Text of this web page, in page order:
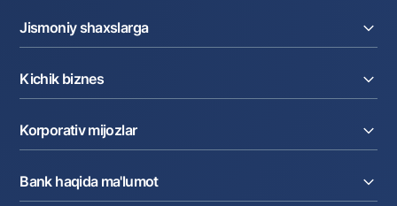
Jismoniy shaxslarga
Omonatlar
Kartalar
Pul oʻtkazmalari
Valyutalar kursi
Aksiyalar
Milliy mobil ilovasi
Kichik biznes
Kreditlar
Ekvayring
Depozitlar
Kartalar
Korporativ mijozlar
Faktoring
Bank haqida ma'lumot